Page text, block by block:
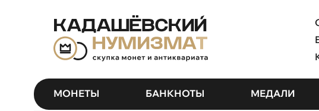
МОНЕТЫ БАНКНОТЫ МЕДАЛИ